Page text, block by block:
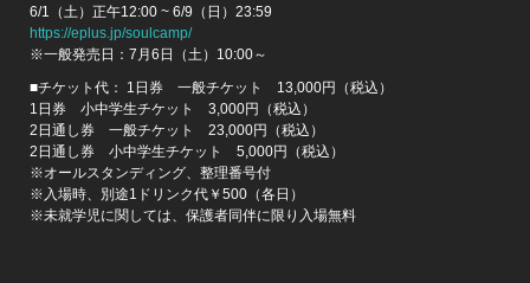
6/1（土）正午12:00 ~ 6/9（日）23:59
https://eplus.jp/soulcamp/
※一般発売日：7月6日（土）10:00～
■チケット代： 1日券 一般チケット 13,000円（税込）
1日券 小中学生チケット 3,000円（税込）
2日通し券 一般チケット 23,000円（税込）
2日通し券 小中学生チケット 5,000円（税込）
※オールスタンディング、整理番号付
※入場時、別途1ドリンク代￥500（各日）
※未就学児に関しては、保護者同伴に限り入場無料